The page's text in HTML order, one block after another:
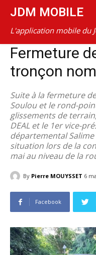
JDM MOBILE
L'application mobile du
Fermeture
tronçon
Suite à la fermeture
Soulou et le rond-
glissements de
DEAL et le 1er vice-
départemental
situation lors de la
mai au niveau de la
By Pierre MOUYSSET 6
Facebook